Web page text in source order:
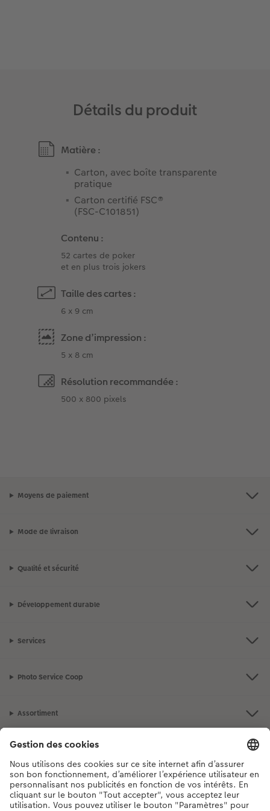
Détails du produit
Matière :
Carton, avec boîte transparente
pratique
Carton certifié FSC®
(FSC-C101851)
Contenu :
52 cartes de poker
et en plus trois jokers
Taille des cartes :
6 x 9 cm
Zone d’impression :
5 x 8 cm
Résolution recommandée :
500 x 800 pixels
Moyens de paiement
Mode de livraison
Qualité et sécurité
Développement durable
Services
Photo Service Coop
Assortiment
Notre sélection
Si vous avez des questions concernant nos produits ou votre commande,
n'hésitez pas à nous contacter du lundi au dimanche, de 9h00 à 20h00
(hors jours fériés), au numéro de téléphone044 499 10 37• 7j/7 • de 9h à